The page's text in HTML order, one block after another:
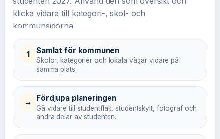
klicka vidare till kategori-, skol- och
kommunsidorna.
1 Samlat för kommunen
Skolor, kategorier och lokala vägar vidare på
samma plats.
→ Fördjupa planeringen
Gå vidare till studentflak, studentskylt, fotograf och
andra delar av studenten.